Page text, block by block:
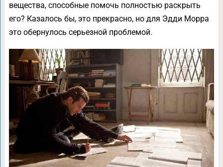
вещества, способные помочь полностью раскрыть
его? Казалось бы, это прекрасно, но для Эдди Морра
это обернулось серьезной проблемой.